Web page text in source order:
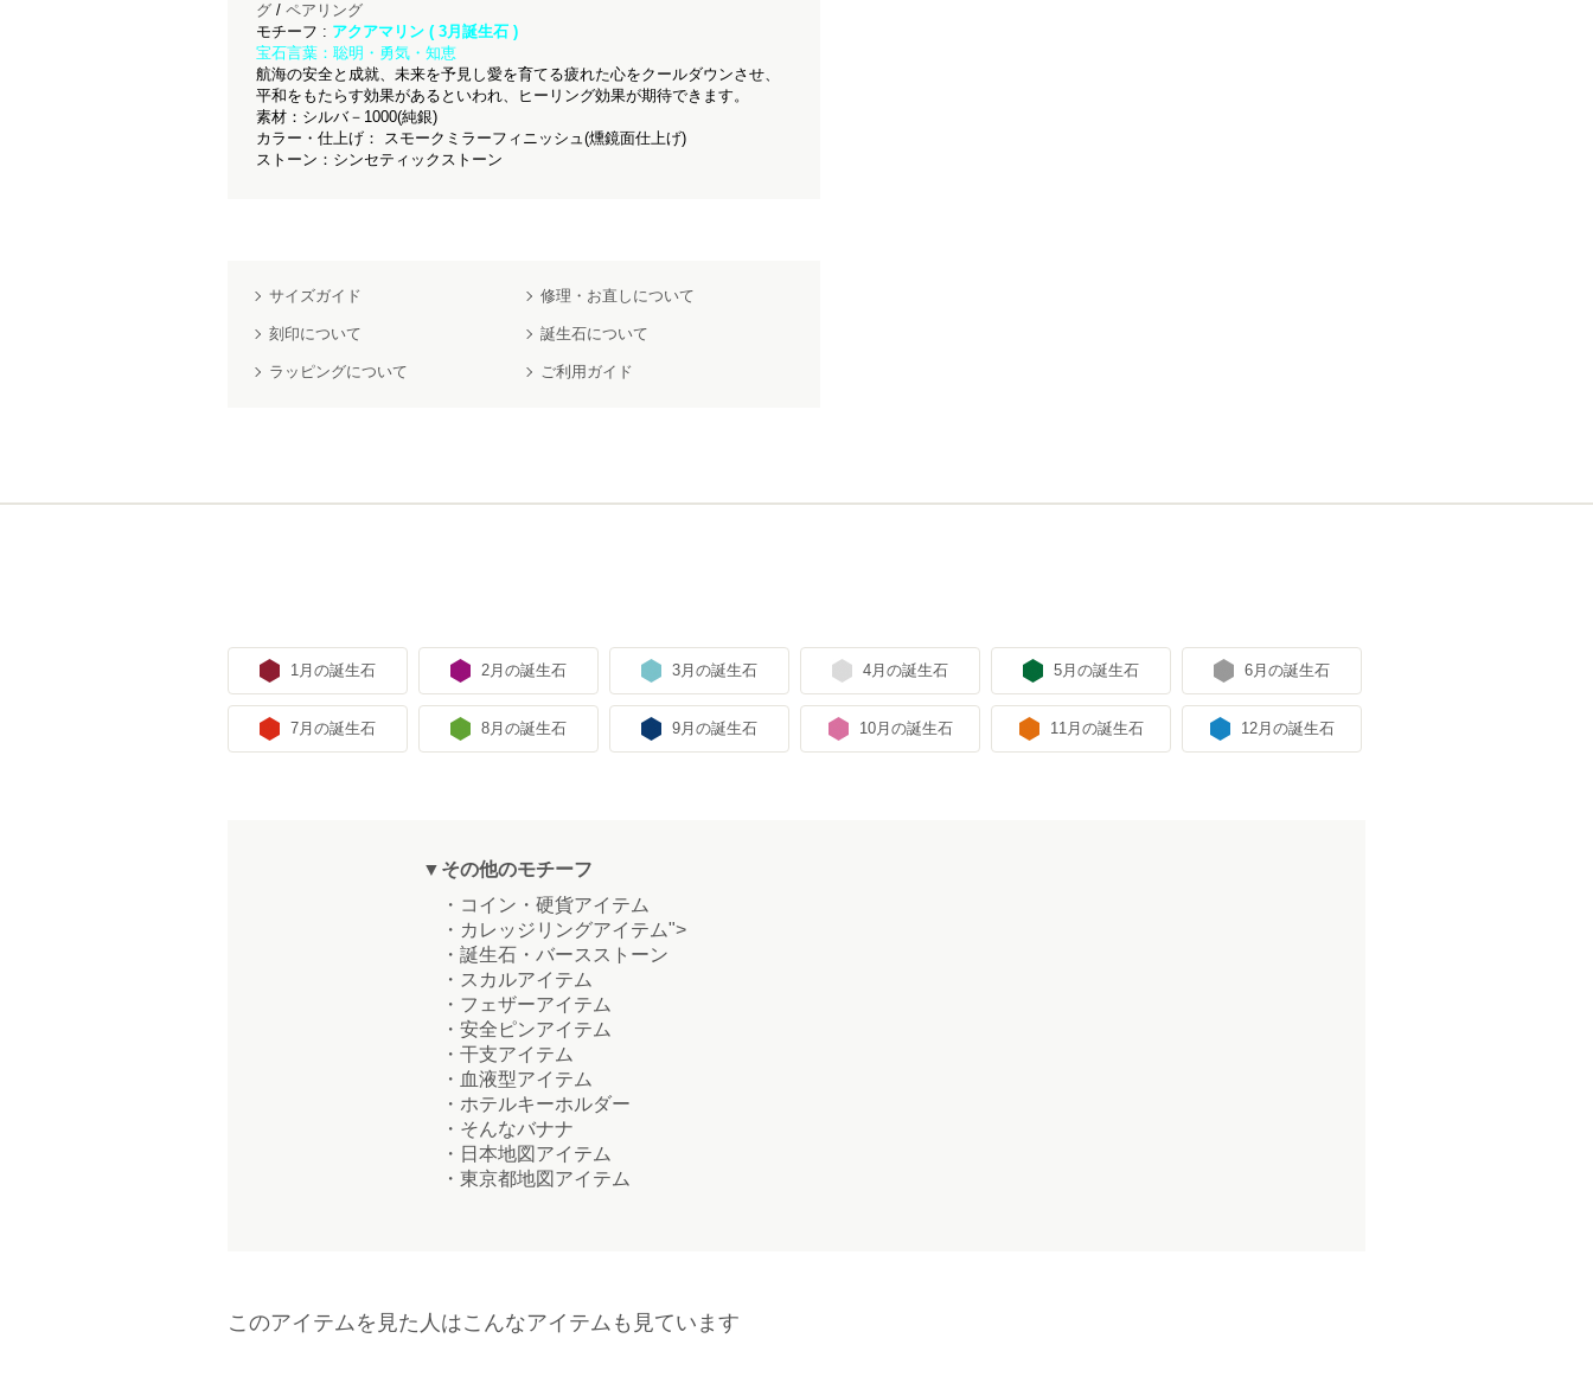
グ / ペアリング
モチーフ : アクアマリン ( 3月誕生石 )
宝石言葉：聡明・勇気・知恵
航海の安全と成就、未来を予見し愛を育てる疲れた心をクールダウンさせ、
平和をもたらす効果があるといわれ、ヒーリング効果が期待できます。
素材：シルバ－1000(純銀)
カラー・仕上げ： スモークミラーフィニッシュ(燻鏡面仕上げ)
ストーン：シンセティックストーン
サイズガイド 修理・お直しについて
刻印について 誕生石について
ラッピングについて ご利用ガイド
1月の誕生石 2月の誕生石 3月の誕生石 4月の誕生石 5月の誕生石 6月の誕生石
7月の誕生石 8月の誕生石 9月の誕生石 10月の誕生石 11月の誕生石 12月の誕生石
▼その他のモチーフ
・コイン・硬貨アイテム
・カレッジリングアイテム">
・誕生石・バースストーン
・スカルアイテム
・フェザーアイテム
・安全ピンアイテム
・干支アイテム
・血液型アイテム
・ホテルキーホルダー
・そんなバナナ
・日本地図アイテム
・東京都地図アイテム
このアイテムを見た人はこんなアイテムも見ています